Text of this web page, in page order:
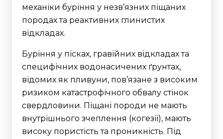
механіки буріння у незв’язних піщаних
породах та реактивних глинистих
відкладах.
Буріння у пісках, гравійних відкладах та
специфічних водонасичених ґрунтах,
відомих як пливуни, пов’язане з високим
ризиком катастрофічного обвалу стінок
свердловини. Піщані породи не мають
внутрішнього зчеплення (когезії), мають
високу пористість та проникність. Під